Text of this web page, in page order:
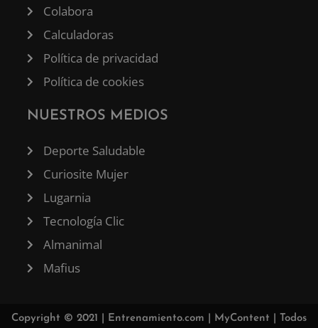
Colabora
Calculadoras
Política de privacidad
Política de cookies
NUESTROS MEDIOS
Deporte Saludable
Curiosite Mujer
Lugarnia
Tecnología Clic
Almanimal
Mafius
Copyright © 2021 | Entrenamiento.com MyContent | Todos